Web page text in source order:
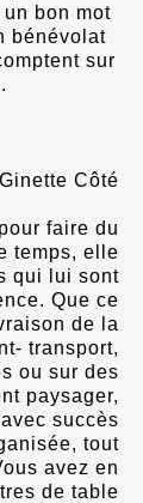
bon mot
bénévolat
sur
Côté
faire du
temps, elle
qui lui sont
Que ce
de la
transport,
ou sur des
paysager,
succès
tout
avez en
de table